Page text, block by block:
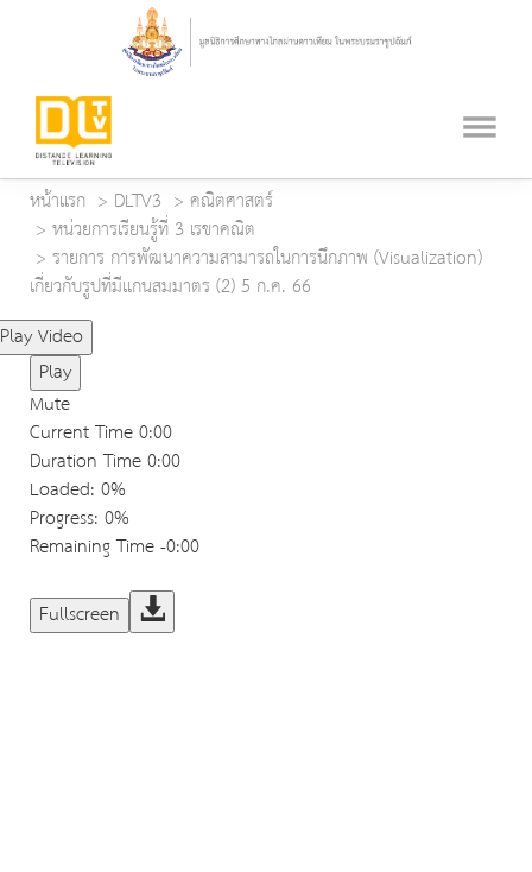
หน้าแรก DLTV3
คณิตศาสตร์
หน่วยการเรียนรู้ที่ 3 เรขาคณิต
รายการ การพัฒนาความสามารถในการนึกภาพ (Visualization)
เกี่ยวกับรูปที่มีแกนสมมาตร (2) 5 ก.ค. 66
Play Video
Play
Mute
Current Time0:00
Duration Time0:00
Loaded: 0%
Progress: 0%
Remaining Time-0:00
Fullscreen